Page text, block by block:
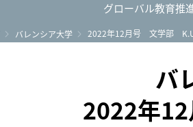
グローバル教育推
バレンシア大学 2022年12月号 文学部
バ
2022年